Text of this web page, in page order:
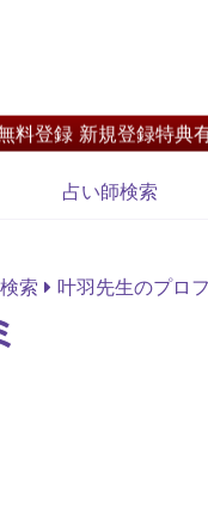
料登録 新規登録特典
占い師検索
索 叶羽先生のプロ